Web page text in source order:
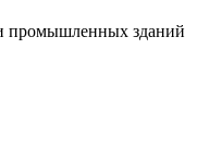
промышленных зданий